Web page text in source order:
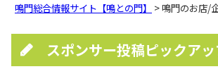
鳴門総合情報サイト【鳴との門】 > 鳴門のお店/
スポンサー投稿ピックア